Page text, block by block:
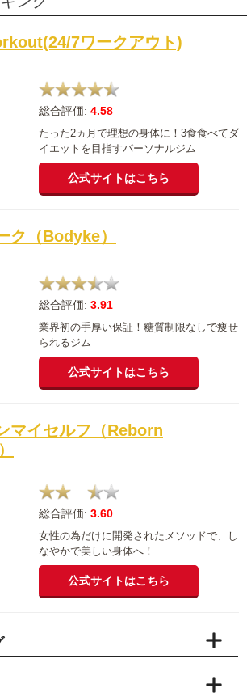
ーバーに決めた理由は、六本木駅から徒
アット…
ローバー（BODY MAKE GYM CLOVER）
総合評価: 4.58
たった2ヵ月で理想の身体に！3食食べてダ
イエットを目指すパーソナルジム
公式サイトはこちら
総合評価: 3.91
業界初の手厚い保証！糖質制限なしで痩せ
られるジム
公式サイトはこちら